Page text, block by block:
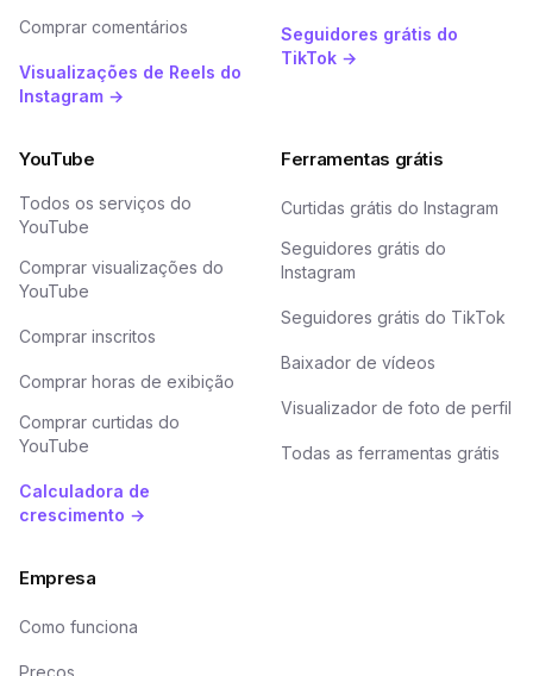
Comprar comentários
Visualizações de Reels do
Instagram →
Seguidores grátis do
TikTok →
YouTube
Todos os serviços do
YouTube
Comprar visualizações do
YouTube
Comprar inscritos
Comprar horas de exibição
Comprar curtidas do
YouTube
Calculadora de
crescimento →
Ferramentas grátis
Curtidas grátis do Instagram
Seguidores grátis do
Instagram
Seguidores grátis do TikTok
Baixador de vídeos
Visualizador de foto de perfil
Todas as ferramentas grátis
Empresa
Como funciona
Preços